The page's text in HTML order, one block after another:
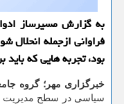
به گزارش مسیرساز
فراوانی ازجمله
بود، تجربه هایی که
خبرگزاری مهر؛ گروه
سیاسی در سطح مدیریت